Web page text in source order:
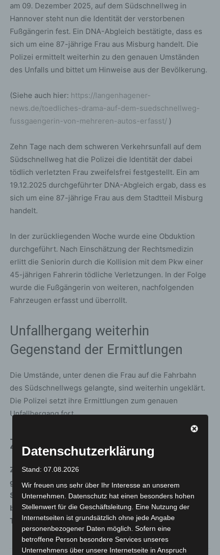
am 09. Dezember 2025, auf dem Südschnellweg in
Hannover steht nun die Identität der verstorbenen
Fußgängerin fest. Ein DNA-Abgleich bestätigte, dass es
sich um eine 87-jährige Frau aus Misburg handelt. Die
Polizei ermittelt weiterhin zu den genauen Umständen
des Unfalls und bittet um Hinweise aus der Bevölkerung.
(Siehe auch hier: https://langenhagener-
news.de/toedliches-drama-auf-dem-suedschnellweg-
fussgaengerin-von-mehreren-autos-erfasst/ )
Zehn Tage nach dem schweren Verkehrsunfall auf dem
Südschnellweg hat die Polizei die Identität der dabei
tödlich verletzten Frau zweifelsfrei festgestellt. Ein am
19.12.2025 durchgeführter DNA-Abgleich ergab, dass es
sich um eine 87-jährige Frau aus dem Stadtteil Misburg
handelt.
In der zurückliegenden Woche wurde eine Obduktion
durchgeführt. Nach Einschätzung der Rechtsmedizin
erlitt die Seniorin durch die Kollision mit dem Pkw einer
45-jährigen Fahrerin tödliche Verletzungen. In der Folge
wurde die Fußgängerin von weiteren, nachfolgenden
Fahrzeugen erfasst und überrollt.
Unfallhergang weiterhin
Gegenstand der Ermittlungen
Die Umstände, unter denen die Frau auf die Fahrbahn
des Südschnellwegs gelangte, sind weiterhin ungeklärt.
Die Polizei setzt ihre Ermittlungen zum genauen
Unfallhergang fort.
Zeugenaufruf der Polizei
Zeuginnen und Zeugen, die Hinweise zu dem Unfall
geben können oder die Frau zuvor im Bereich des
Südschnellwegs gesehen haben, werden gebeten, sich
beim Verkehrsunfalldienst Hannover unter der
Telefonnummer 0511 109-1888 zu melden.
Datenschutzerklärung
Stand: 07.08.2026
Wir freuen uns sehr über Ihr Interesse an unserem
Unternehmen. Datenschutz hat einen besonders hohen
Stellenwert für die Geschäftsleitung. Eine Nutzung der
Internetseiten ist grundsätzlich ohne jede Angabe
personenbezogener Daten möglich. Sofern eine
betroffene Person besondere Services unseres
Unternehmens über unsere Internetseite in Anspruch